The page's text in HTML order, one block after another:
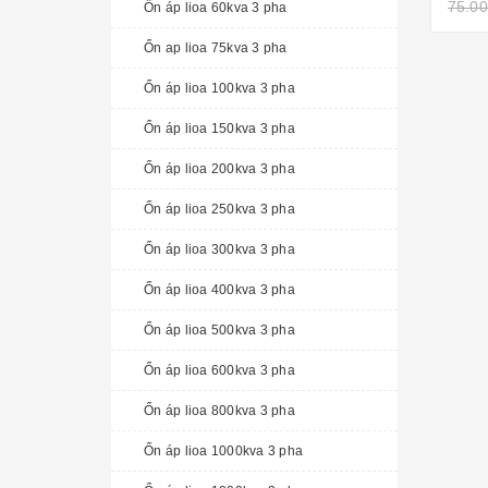
Ổn áp lioa 60kva 3 pha
Ổn ap lioa 75kva 3 pha
Ổn áp lioa 100kva 3 pha
Ổn áp lioa 150kva 3 pha
Ổn áp lioa 200kva 3 pha
Ổn áp lioa 250kva 3 pha
Ổn áp lioa 300kva 3 pha
Ổn áp lioa 400kva 3 pha
Ổn áp lioa 500kva 3 pha
Ổn áp lioa 600kva 3 pha
Ổn áp lioa 800kva 3 pha
Ổn áp lioa 1000kva 3 pha